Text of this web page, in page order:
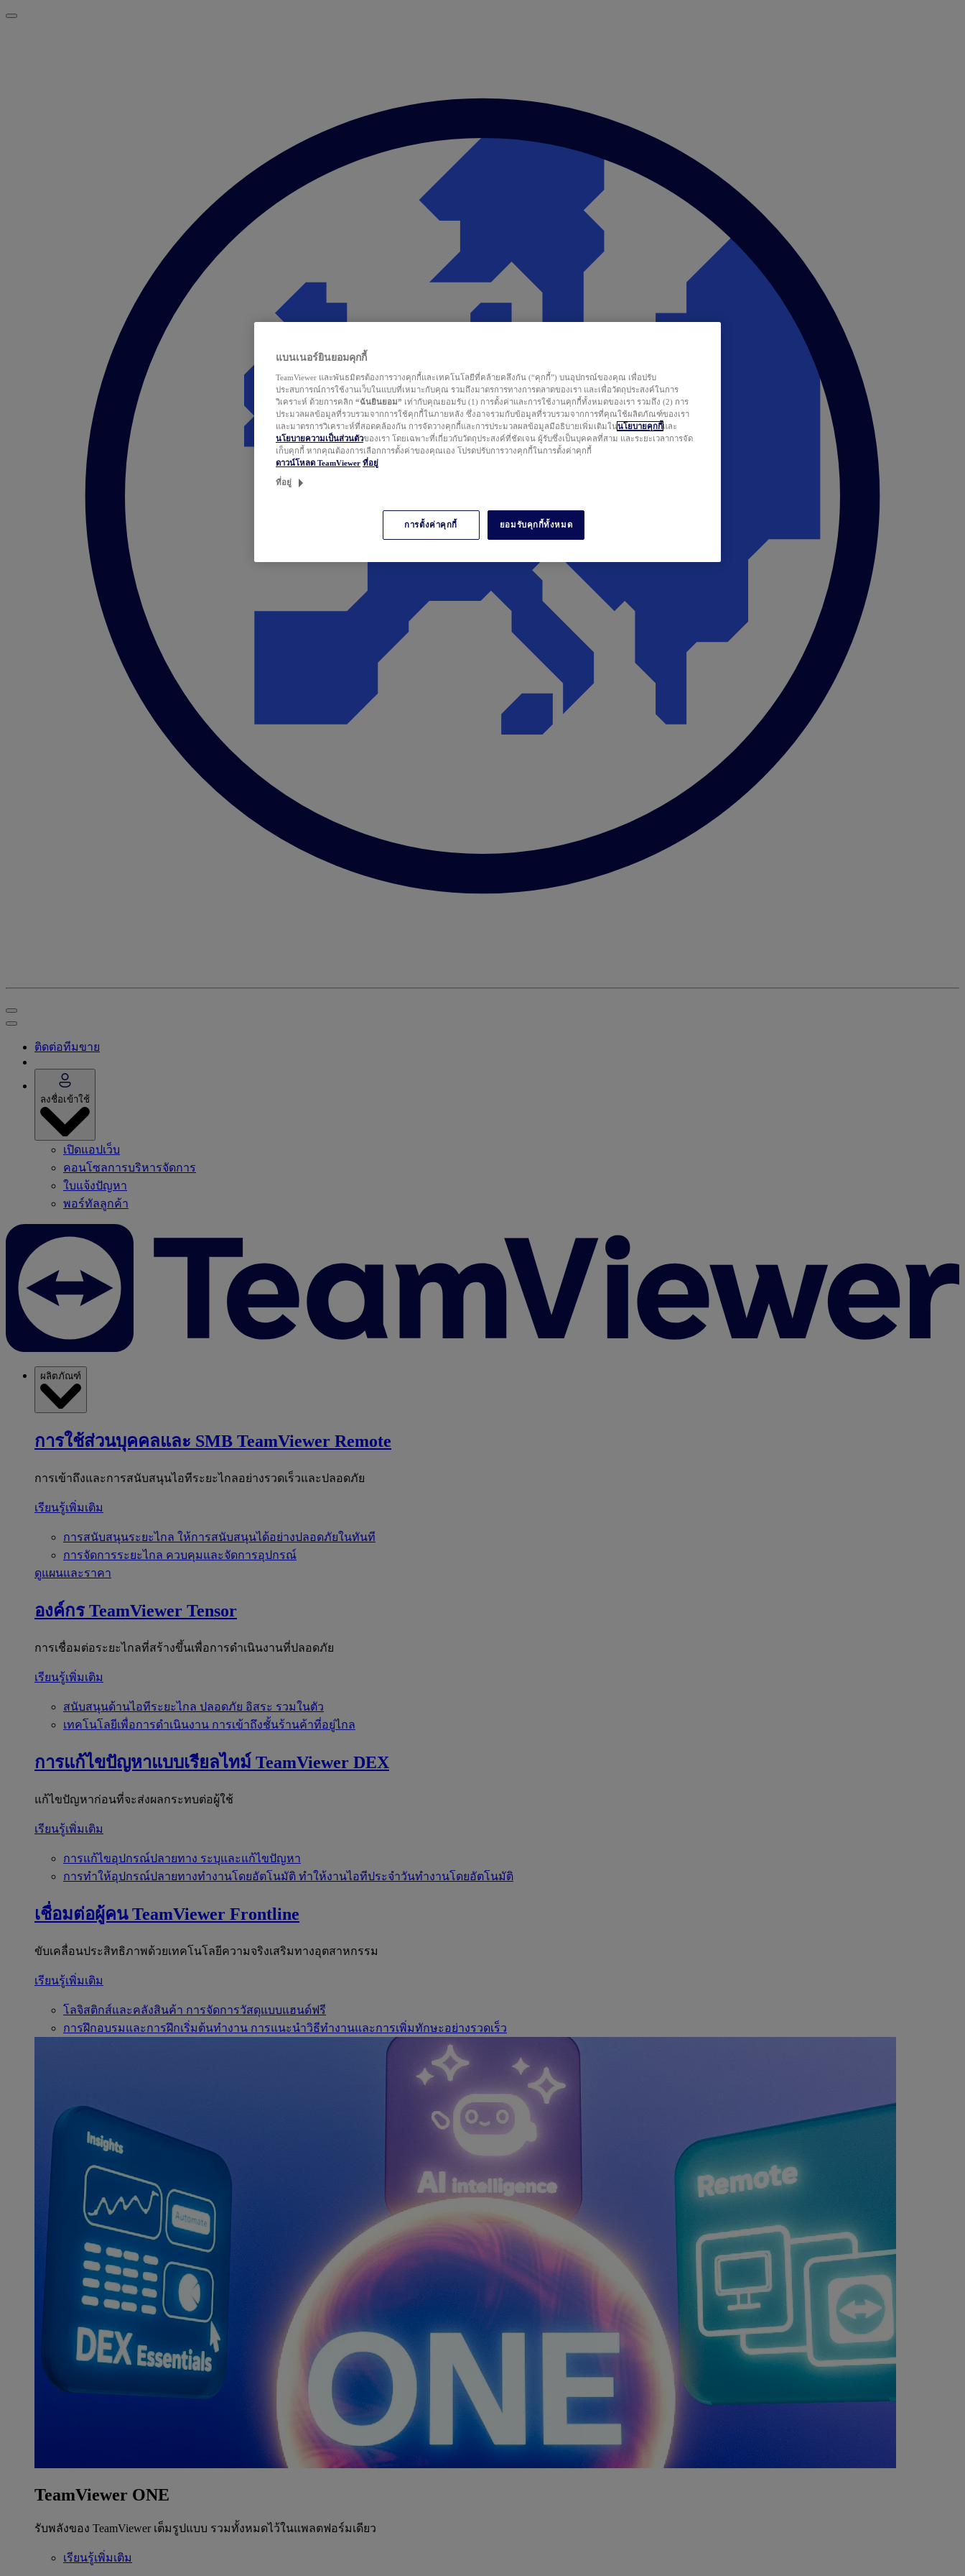
ติดต่อทีมขาย
ลงชื่อเข้าใช้
เปิดแอปเว็บ
คอนโซลการบริหารจัดการ
ใบแจ้งปัญหา
พอร์ทัลลูกค้า
ผลิตภัณฑ์
การใช้ส่วนบุคคลและ SMB TeamViewer Remote
การเข้าถึงและการสนับสนุนไอทีระยะไกลอย่างรวดเร็วและปลอดภัย
เรียนรู้เพิ่มเติม
การสนับสนุนระยะไกล ให้การสนับสนุนได้อย่างปลอดภัยในทันที
การจัดการระยะไกล ควบคุมและจัดการอุปกรณ์
ดูแผนและราคา
องค์กร TeamViewer Tensor
การเชื่อมต่อระยะไกลที่สร้างขึ้นเพื่อการดำเนินงานที่ปลอดภัย
เรียนรู้เพิ่มเติม
สนับสนุนด้านไอทีระยะไกล ปลอดภัย อิสระ รวมในตัว
เทคโนโลยีเพื่อการดำเนินงาน การเข้าถึงชั้นร้านค้าที่อยู่ไกล
การแก้ไขปัญหาแบบเรียลไทม์ TeamViewer DEX
แก้ไขปัญหาก่อนที่จะส่งผลกระทบต่อผู้ใช้
เรียนรู้เพิ่มเติม
การแก้ไขอุปกรณ์ปลายทาง ระบุและแก้ไขปัญหา
การทำให้อุปกรณ์ปลายทางทำงานโดยอัตโนมัติ ทำให้งานไอทีประจำวันทำงานโดยอัตโนมัติ
เชื่อมต่อผู้คน TeamViewer Frontline
ขับเคลื่อนประสิทธิภาพด้วยเทคโนโลยีความจริงเสริมทางอุตสาหกรรม
เรียนรู้เพิ่มเติม
โลจิสติกส์และคลังสินค้า การจัดการวัสดุแบบแฮนด์ฟรี
การฝึกอบรมและการฝึกเริ่มต้นทำงาน การแนะนำวิธีทำงานและการเพิ่มทักษะอย่างรวดเร็ว
TeamViewer ONE
รับพลังของ TeamViewer เต็มรูปแบบ รวมทั้งหมดไว้ในแพลตฟอร์มเดียว
เรียนรู้เพิ่มเติม
แบนเนอร์ยินยอมคุกกี้
TeamViewer และพันธมิตรต้องการวางคุกกี้และเทคโนโลยีที่คล้ายคลึงกัน (“คุกกี้”) บนอุปกรณ์ของคุณ เพื่อปรับ
ประสบการณ์การใช้งานเว็บในแบบที่เหมาะกับคุณ รวมถึงมาตรการทางการตลาดของเรา และเพื่อวัตถุประสงค์ในการ
วิเคราะห์ ด้วยการคลิก “ฉันยินยอม” เท่ากับคุณยอมรับ (1) การตั้งค่าและการใช้งานคุกกี้ทั้งหมดของเรา รวมถึง (2) การ
ประมวลผลข้อมูลที่รวบรวมจากการใช้คุกกี้ในภายหลัง ซึ่งอาจรวมกับข้อมูลที่รวบรวมจากการที่คุณใช้ผลิตภัณฑ์ของเรา
และมาตรการวิเคราะห์ที่สอดคล้องกัน การจัดวางคุกกี้และการประมวลผลข้อมูลมีอธิบายเพิ่มเติมในนโยบายคุกกี้และ
นโยบายความเป็นส่วนตัวของเรา โดยเฉพาะที่เกี่ยวกับวัตถุประสงค์ที่ชัดเจน ผู้รับซึ่งเป็นบุคคลที่สาม และระยะเวลาการจัด
เก็บคุกกี้ หากคุณต้องการเลือกการตั้งค่าของคุณเอง โปรดปรับการวางคุกกี้ในการตั้งค่าคุกกี้
ดาวน์โหลด TeamViewer ที่อยู่
ที่อยู่
การตั้งค่าคุกกี้ ยอมรับคุกกี้ทั้งหมด